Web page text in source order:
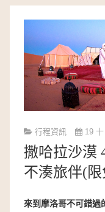
行程資訊 19
撒哈拉沙漠
不湊旅伴(
來到摩洛哥不可錯過